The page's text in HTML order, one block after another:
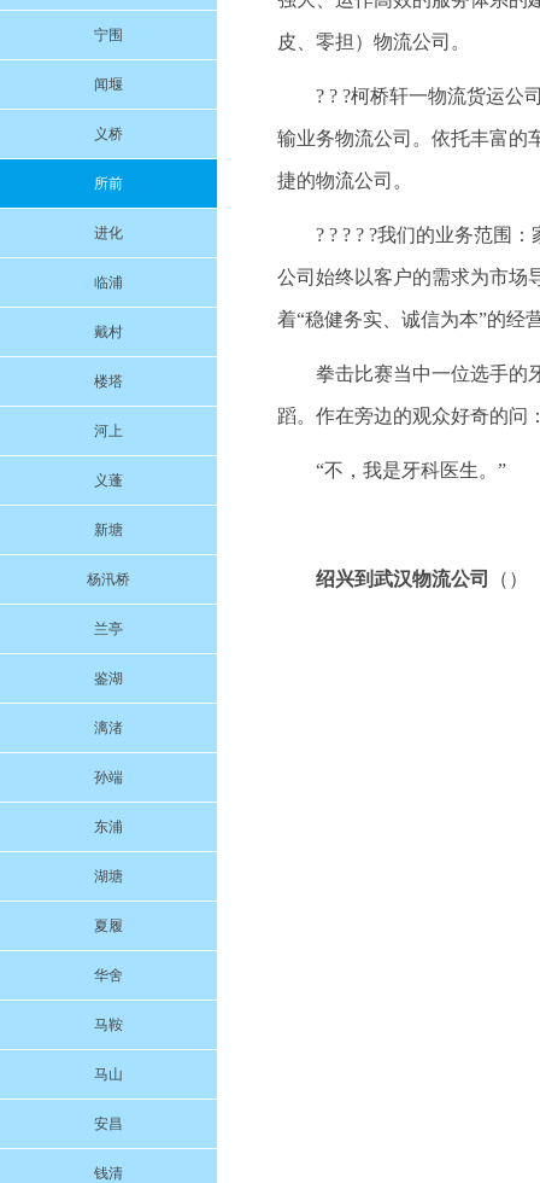
宁围
闻堰
义桥
所前
进化
临浦
戴村
楼塔
河上
义蓬
新塘
杨汛桥
兰亭
鉴湖
漓渚
孙端
东浦
湖塘
夏履
华舍
马鞍
马山
安昌
钱清
皮、零担）物流公司。
? ? ?柯桥轩一物流货运公
输业务物流公司。依托丰富的
捷的物流公司。
? ? ? ? ?我们的业务范围
公司始终以客户的需求为市场
着“稳健务实、诚信为本”的经
拳击比赛当中一位选手的
蹈。作在旁边的观众好奇的问
“不，我是牙科医生。”
绍兴到武汉物流公司 （）